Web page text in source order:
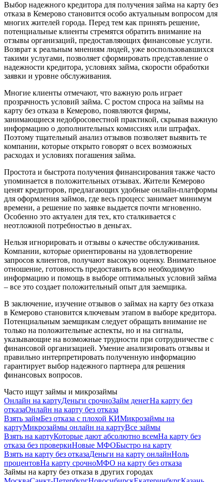
Выбор надежного кредитора для получения займа на карту без
отказа в Кемерово становится особо актуальным вопросом для
многих жителей города. Перед тем как принять решение,
потенциальные клиенты стремятся обратить внимание на
отзывы организаций, предоставляющих финансовые услуги.
Возврат к реальным мнениям людей, уже воспользовавшихся
такими услугами, позволяет сформировать представление о
надежности кредитора, условиях займа, скорости обработки
заявки и уровне обслуживания.
Многие клиенты отмечают, что важную роль играет
прозрачность условий займа. С ростом спроса на займы на
карту без отказа в Кемерово, появляются фирмы,
занимающиеся недобросовестной практикой, скрывая важную
информацию о дополнительных комиссиях или штрафах.
Поэтому тщательный анализ отзывов позволяет выявить те
компании, которые открыто говорят о всех возможных
расходах и условиях погашения займа.
Простота и быстрота получения финансирования также часто
упоминается в положительных отзывах. Жители Кемерово
ценят кредиторов, предлагающих удобные онлайн-платформы
для оформления займов, где весь процесс занимает минимум
времени, а решение по заявке выдается почти мгновенно.
Особенно это актуален для тех, кто сталкивается с
неотложной потребностью в деньгах.
Нельзя игнорировать и отзывы о качестве обслуживания.
Компании, которые ориентированы на удовлетворение
запросов клиентов, получают высокую оценку. Внимательное
отношение, готовность предоставить всю необходимую
информацию и помощь в выборе оптимальных условий займа
– все это создает положительный опыт для заемщика.
В заключение, изучение отзывов о займах на карту без отказа
в Кемерово становится ключевым этапом в выборе кредитора.
Потенциальным заемщикам следует обращать внимание не
только на положительные аспекты, но и на сигналы,
указывающие на возможные трудности при сотрудничестве с
финансовой организацией. Умение анализировать отзывы и
правильно интерпретировать полученную информацию
гарантирует выбор надежного партнера для решения
финансовых вопросов.
Часто ищут займы и микрозаймы
Онлайн на картуДеньги срочноЗайм денегНа карту без
отказаОнлайн на карту без отказа
Взять займБез отказа с плохой КИМикрозаймы на
картуМикрозаймы онлайн на картуВсе займы
Взять на картуКоторые дают абсолютно всемНа карту без
отказа без проверкиНовые МФОБыстро на карту
Взять на карту без отказаДеньги на карту онлайнНоль
процентовНа карту срочноМФО на карту без отказа
Займы на карту без отказа в других городах